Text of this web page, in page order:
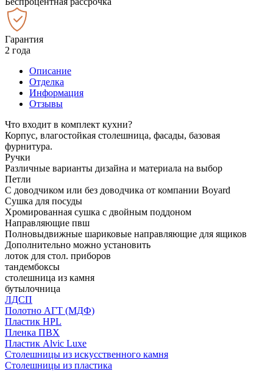
Гарантия
2 года
Описание
Отделка
Информация
Отзывы
Что входит в комплект кухни?
Корпус, влагостойкая столешница, фасады, базовая
фурнитура.
Ручки
Различные варианты дизайна и материала на выбор
Петли
С доводчиком или без доводчика от компании Boyard
Сушка для посуды
Хромированная сушка с двойным поддоном
Направляющие пвш
Полновыдвижные шариковые направляющие для ящиков
Дополнительно можно установить
лоток для стол. приборов
тандембоксы
столешница из камня
бутылочница
ЛДСП
Полотно АГТ (МДФ)
Пластик HPL
Пленка ПВХ
Пластик Alvic Luxe
Столешницы из искусственного камня
Столешницы из пластика